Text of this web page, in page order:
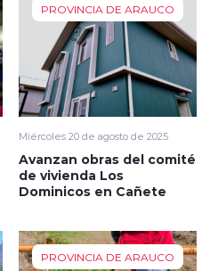
PROVINCIA DE ARAUCO
Miércoles 20 de agosto de 2025
Avanzan obras del comité
de vivienda Los
Dominicos en Cañete
PROVINCIA DE ARAUCO